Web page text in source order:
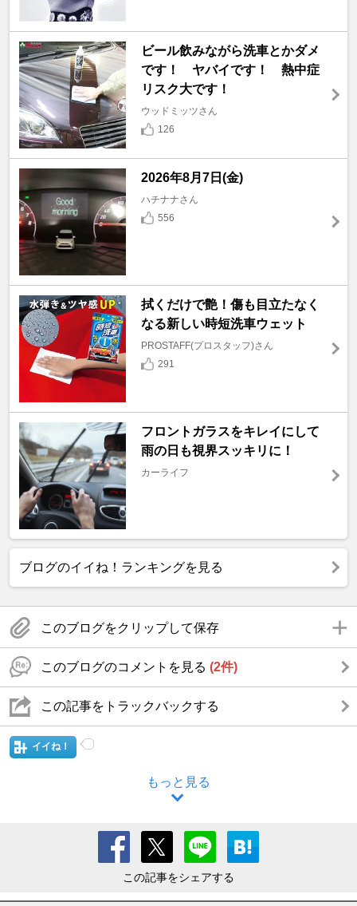
ビール飲みながら洗車とかダメ
です！ ヤバイです！ 熱中症
リスク大です！
ウッドミッツさん
126
2026年8月7日(金)
ハチナナさん
556
拭くだけで艶！傷も目立たなく
なる新しい時短洗車ウェット
PROSTAFF(プロスタッフ)さん
291
フロントガラスをキレイにして
雨の日も視界スッキリに！
カーライフ
ブログのイイね！ランキングを見る
このブログをクリップして保存
このブログのコメントを見る (2件)
この記事をトラックバックする
イイね！
もっと見る
この記事をシェアする